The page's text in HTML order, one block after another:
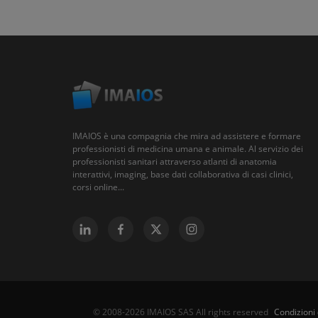
IMAIOS è una compagnia che mira ad assistere e formare
professionisti di medicina umana e animale. Al servizio dei
professionisti sanitari attraverso atlanti di anatomia
interattivi, imaging, base dati collaborativa di casi clinici,
corsi online...
© 2008-2026 IMAIOS SAS All rights reserved Condizioni